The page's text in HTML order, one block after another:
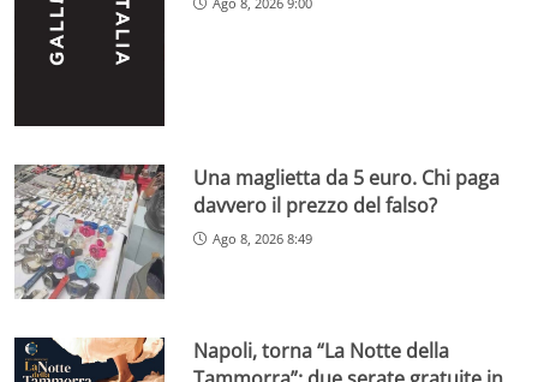
Una maglietta da 5 euro. Chi paga
davvero il prezzo del falso?
Ago 8, 2026 8:49
Napoli, torna “La Notte della